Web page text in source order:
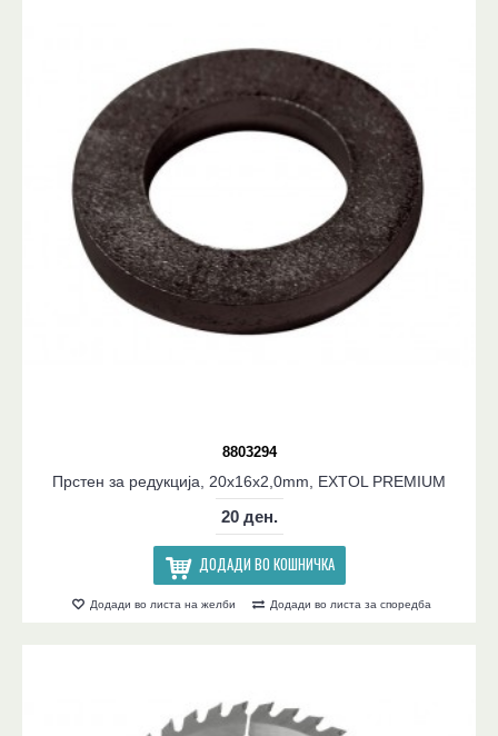
8803294
Прстен за редукција, 20x16x2,0mm, EXTOL PREMIUM
20 ден.
ДОДАДИ ВО КОШНИЧКА
Додади во листа на желби Додади во листа за споредба